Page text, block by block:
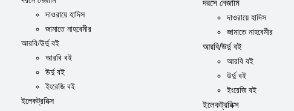
দাওরায়ে হাদিস
জামাতে নাহবেমীর
আরবি/উর্দু বই
আরবি বই
উর্দু বই
ইংরেজি বই
ইলেকট্রনিক্স
দরসে নেজামি
দাওরায়ে হাদিস
জামাতে নাহবেমীর
আরবি/উর্দু বই
আরবি বই
উর্দু বই
ইংরেজি বই
ইলেকট্রনিক্স